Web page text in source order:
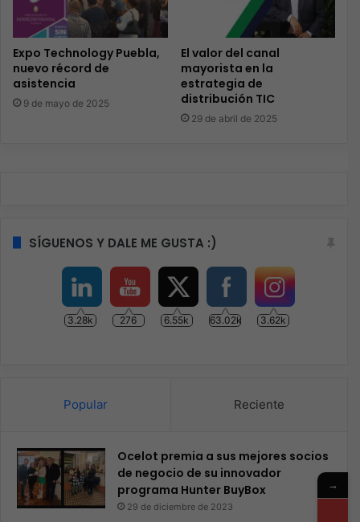
Expo Technology Puebla,
nuevo récord de
asistencia
9 de mayo de 2025
El valor del canal
mayorista en la
estrategia de
distribución TIC
29 de abril de 2025
SÍGUENOS Y DALE ME GUSTA :)
3.28k 276 6.55k 63.02k 3.62k
Popular Reciente
Ocelot premia a sus mejores socios
de negocio de su innovador
programa Hunter BuyBox
29 de diciembre de 2023
→